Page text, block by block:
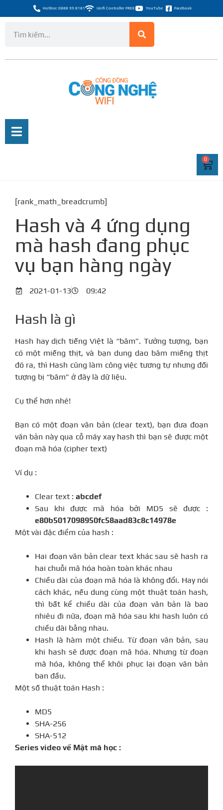
Hotline: 0888 99 8181 Unifi Controller FREE YouTube Facebook
0
[rank_math_breadcrumb]
Hash và 4 ứng dụng
mà hash đang phục
vụ bạn hàng ngày
2021-01-13 09:42
Hash là gì
Hash hay dịch tiếng Việt là “băm”. Tưởng tượng, bạn
có một miếng thịt, và bạn dung dao băm miếng thịt
đó ra, thì Hash cũng làm công việc tương tự nhưng đối
tượng bị “băm” ở đây là dữ liệu.
Cụ thể hơn nhé!
Bạn có một đoạn văn bản (clear text), bạn đưa đoạn
văn bản này qua cỗ máy xay hash thì bạn sẽ được một
đoạn mã hóa (cipher text)
Ví dụ :
Clear text : abcdef
Sau khi được mã hóa bởi MD5 sẽ được :
e80b5017098950fc58aad83c8c14978e
Một vài đặc điểm của hash :
Hai đoạn văn bản clear text khác sau sẽ hash ra
hai chuỗi mã hóa hoàn toàn khác nhau
Chiều dài của đoạn mã hóa là không đổi. Hay nói
cách khác, nếu dung cùng một thuật toán hash,
thì bất kể chiều dài của đoạn văn bản là bao
nhiêu đi nữa, đoạn mã hóa sau khi hash luôn có
chiều dài bằng nhau.
Hash là hàm một chiều. Từ đoạn văn bản, sau
khi hash sẽ được đoạn mã hóa. Nhưng từ đoạn
mã hóa, không thể khôi phục lại đoạn văn bản
ban đầu.
Một số thuật toán Hash :
MD5
SHA-256
SHA-512
Series video về Mật mã học :